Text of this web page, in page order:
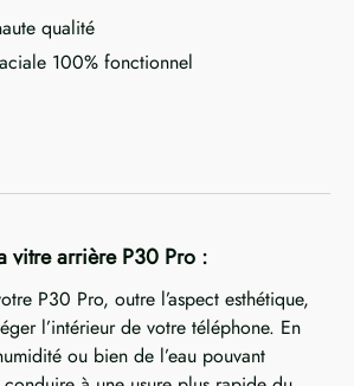
qualité
100% fonctionnel
vitre arrière P30 Pro :
P30 Pro, outre l’aspect esthétique,
l’intérieur de votre téléphone. En
ou bien de l’eau pouvant